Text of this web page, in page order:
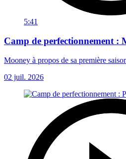
5:41
Camp de perfectionnement :
Mooney à propos de sa première
02 juil. 2026